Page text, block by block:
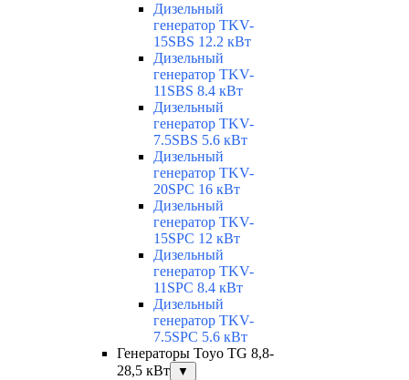
Дизельный
генератор TKV-
15SBS 12.2 кВт
Дизельный
генератор TKV-
11SBS 8.4 кВт
Дизельный
генератор TKV-
7.5SBS 5.6 кВт
Дизельный
генератор TKV-
20SPC 16 кВт
Дизельный
генератор TKV-
15SPC 12 кВт
Дизельный
генератор TKV-
11SPC 8.4 кВт
Дизельный
генератор TKV-
7.5SPC 5.6 кВт
Генераторы Toyo TG 8,8-
28,5 кВт
▼